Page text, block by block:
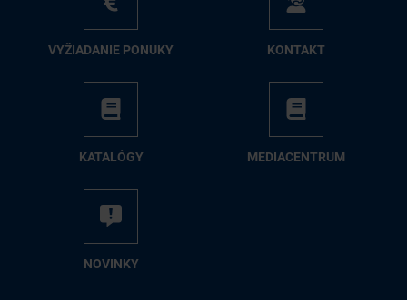
VY­ŽIA­DA­NIE PO­NU­KY KON­TAKT
KA­TA­LÓ­GY ME­DIA­CEN­TRUM
NO­VIN­KY